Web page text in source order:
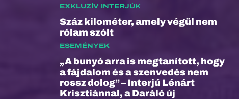
EXKLUZÍV INTERJÚK
Száz kilométer, amely végül nem
rólam szólt
ESEMÉNYEK
„A bunyó arra is megtanított, hogy
a fájdalom és a szenvedés nem
rossz dolog” – Interjú Lénárt
Krisztiánnal, a Daráló új